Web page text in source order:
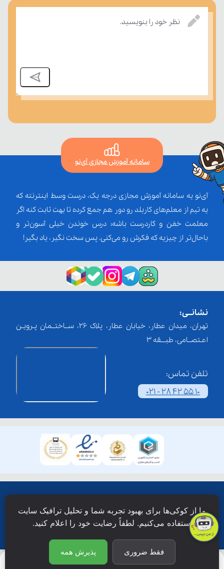
نظر خود را بنویسید.
سامانه آموزش مجازی آی‌نو
آی‌نو یه سامانه آموزش مجازی درجه یک، درست وسط اینترنته که
یه تیم از معلم‌‌های کاربلد رو دور هم جمع کرده تا بهت ثابت کنه اگر
معلمت خفن و کاردرست باشه؛ درس خوندن خیلی آسون‌تر و
باحال‌تر از چیزیه که فکرش رو می‌کنی. پس سخت نگیر، یاد بگیر!
نشانــی:
تهران، میدان عطار، خیابان عطار، پلاک 26، ســاختــمان پـرویـن
اعـتصــامی، طبـــقه 3
تلفن تماس:
021 - 28 42 55 10
دانش نویان محفوظ است.
ما از کوکی‌ها برای بهبود تجربه شما و تحلیل ترافیک سایت
استفاده می‌کنیم. لطفاً رضایت خود را اعلام کنید.
فقط ضروری پذیرش همه